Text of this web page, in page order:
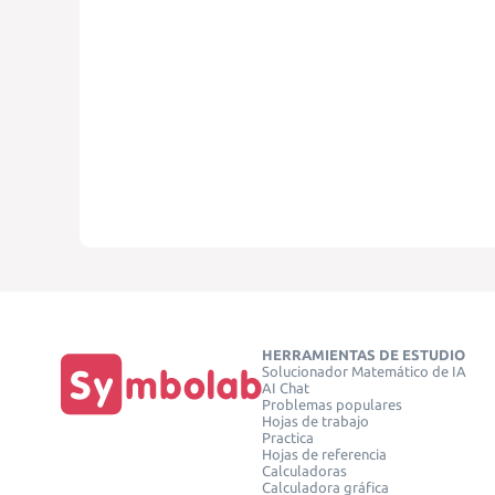
HERRAMIENTAS DE ESTUDIO
Solucionador Matemático de IA
AI Chat
Problemas populares
Hojas de trabajo
Practica
Hojas de referencia
Calculadoras
Calculadora gráfica